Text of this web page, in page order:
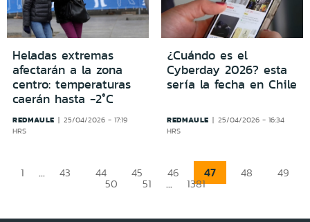
Heladas extremas
afectarán a la zona
centro: temperaturas
caerán hasta -2°C
REDMAULE
25/04/2026 - 17:19
HRS
¿Cuándo es el
Cyberday 2026? esta
sería la fecha en Chile
REDMAULE
25/04/2026 - 16:34
HRS
1 ... 43 44 45 46 47 48 49
50 51 ... 1381